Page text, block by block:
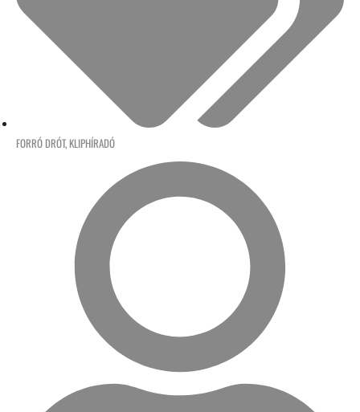
FORRÓ DRÓT, KLIPHÍRADÓ